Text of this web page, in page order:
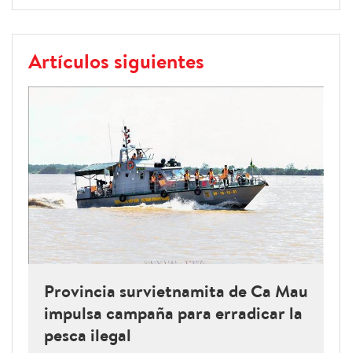
Artículos siguientes
Provincia survietnamita de Ca Mau
impulsa campaña para erradicar la
pesca ilegal